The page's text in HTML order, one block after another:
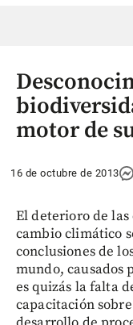
motor de
16 de octubre de 2013
El deterioro de
cambio climático
conclusiones de
mundo, causados
es quizás la falta
capacitación